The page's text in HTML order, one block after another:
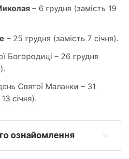
– 6 грудня (замість 19
– 25 грудня (замість 7 січня).
Богородиці – 26 грудня
Святої Маланки – 31
січня).
ознайомлення
Церква України.